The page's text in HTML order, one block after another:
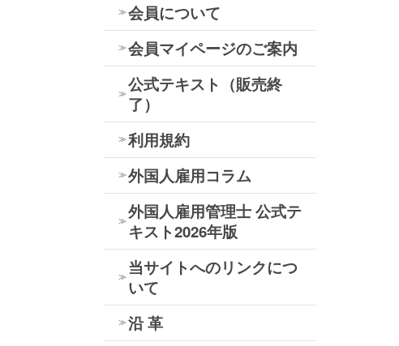
会員について
会員マイページのご案内
公式テキスト（販売終
了）
利用規約
外国人雇用コラム
外国人雇用管理士 公式テ
キスト2026年版
当サイトへのリンクにつ
いて
沿 革